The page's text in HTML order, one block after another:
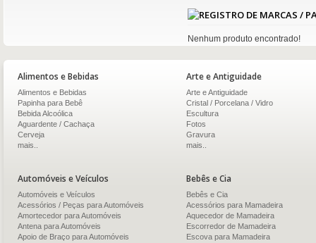
Nenhum produto encontrado!
Alimentos e Bebidas
Alimentos e Bebidas
Papinha para Bebê
Bebida Alcoólica
Aguardente / Cachaça
Cerveja
mais..
Arte e Antiguidade
Arte e Antiguidade
Cristal / Porcelana / Vidro
Escultura
Fotos
Gravura
mais..
Automóveis e Veículos
Automóveis e Veículos
Acessórios / Peças para Automóveis
Amortecedor para Automóveis
Antena para Automóveis
Apoio de Braço para Automóveis
Bebês e Cia
Bebês e Cia
Acessórios para Mamadeira
Aquecedor de Mamadeira
Escorredor de Mamadeira
Escova para Mamadeira